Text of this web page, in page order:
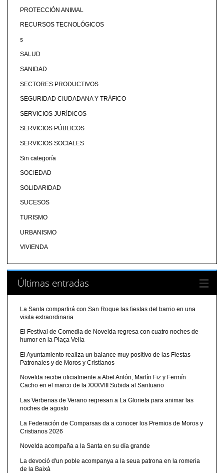
PROTECCIÓN ANIMAL
RECURSOS TECNOLÓGICOS
s
SALUD
SANIDAD
SECTORES PRODUCTIVOS
SEGURIDAD CIUDADANA Y TRÁFICO
SERVICIOS JURÍDICOS
SERVICIOS PÚBLICOS
SERVICIOS SOCIALES
Sin categoría
SOCIEDAD
SOLIDARIDAD
SUCESOS
TURISMO
URBANISMO
VIVIENDA
Últimas entradas
La Santa compartirá con San Roque las fiestas del barrio en una
visita extraordinaria
El Festival de Comedia de Novelda regresa con cuatro noches de
humor en la Plaça Vella
El Ayuntamiento realiza un balance muy positivo de las Fiestas
Patronales y de Moros y Cristianos
Novelda recibe oficialmente a Abel Antón, Martín Fiz y Fermín
Cacho en el marco de la XXXVIII Subida al Santuario
Las Verbenas de Verano regresan a La Glorieta para animar las
noches de agosto
La Federación de Comparsas da a conocer los Premios de Moros y
Cristianos 2026
Novelda acompaña a la Santa en su día grande
La devoció d'un poble acompanya a la seua patrona en la romeria
de la Baixà